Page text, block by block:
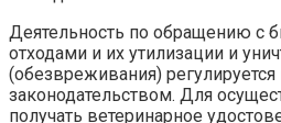
Деятельность по обращению с
отходами и их утилизации и
(обезвреживания)
законодательством. Для
получать ветеринарное